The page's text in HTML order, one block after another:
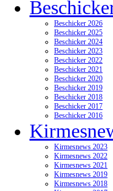
Beschicker 2026
Beschicker 2025
Beschicker 2024
Beschicker 2023
Beschicker 2022
Beschicker 2021
Beschicker 2020
Beschicker 2019
Beschicker 2018
Beschicker 2017
Beschicker 2016
Kirmesnews 2023
Kirmesnews 2022
Kirmesnews 2021
Kirmesnews 2019
Kirmesnews 2018